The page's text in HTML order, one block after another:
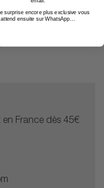
et d’olive
France dès 45€
surprise encore plus exclusive vous
attend ensuite sur WhatsApp…